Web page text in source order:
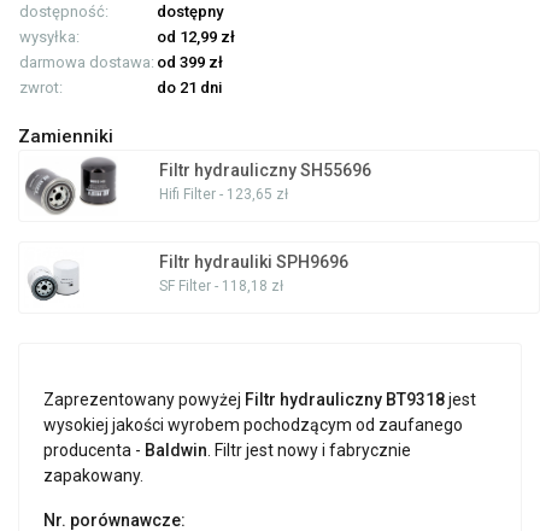
dostępność:
dostępny
wysyłka:
od 12,99 zł
darmowa dostawa: od 399 zł
zwrot:
do 21 dni
Zamienniki
Filtr hydrauliczny SH55696
Hifi Filter - 123,65 zł
Filtr hydrauliki SPH9696
SF Filter - 118,18 zł
Zaprezentowany powyżej Filtr hydrauliczny BT9318jest
wysokiej jakości wyrobem pochodzącym od zaufanego
producenta - Baldwin . Filtr jest nowy i fabrycznie
zapakowany.
Nr. porównawcze: